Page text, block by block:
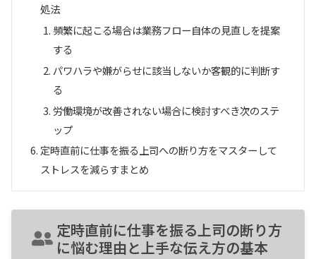
処法
頻繁に起こる場合は業務フロー自体の見直しを提案
する
パワハラや嫌がらせに該当しないか客観的に判断す
る
労働環境が改善されない場合に検討すべき次のステ
ップ
定時直前に仕事を振る上司への断り方をマスターして
ストレスを減らすまとめ
定時直前に仕事を振る上司の断り方
に悩む理由と上手な伝え方の基本